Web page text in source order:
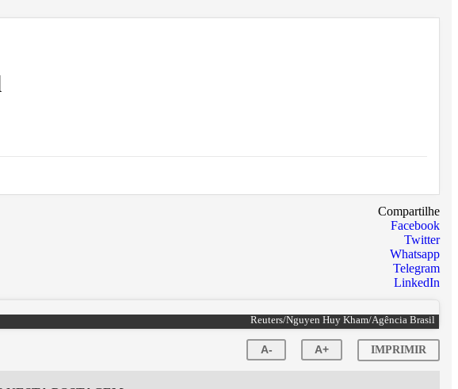
Compartilhe
Facebook
Twitter
Whatsapp
Telegram
LinkedIn
Reuters/Nguyen Huy Kham/Agência Brasil
A- A+ IMPRIMIR